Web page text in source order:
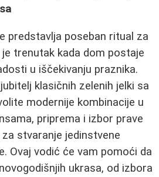
predstavlja poseban ritual za
trenutak kada dom postaje
u iščekivanju praznika.
klasičnih zelenih jelki sa
modernije kombinacije u
priprema i izbor prave
stvaranje jedinstvene
Ovaj vodić će vam pomoći da
ukrasa, od izbora